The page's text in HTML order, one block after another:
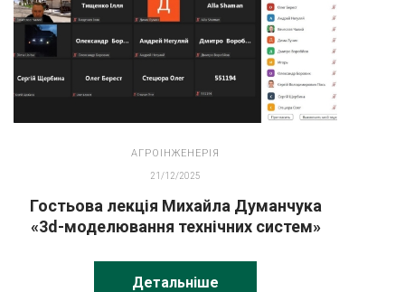
АГРОІНЖЕНЕРІЯ
21/12/2025
Гостьова лекція Михайла Думанчука
«3d-моделювання технічних систем»
Детальніше